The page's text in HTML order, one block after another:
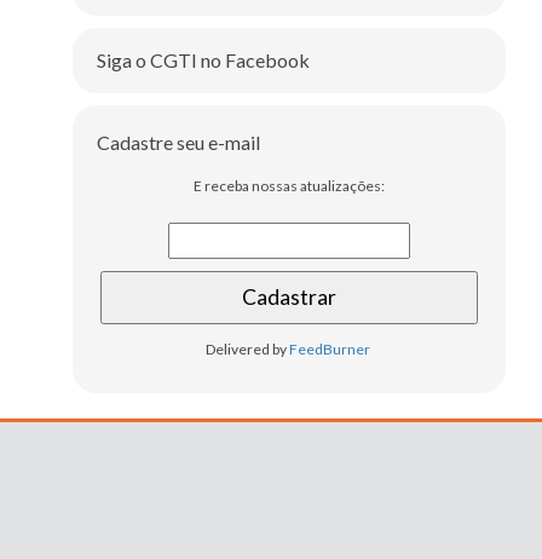
Siga o CGTI no Facebook
Cadastre seu e-mail
E receba nossas atualizações:
Delivered byFeedBurner